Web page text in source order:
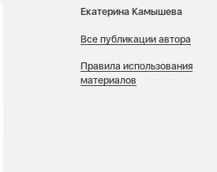
Екатерина Камышева
Все публикации автора
Правила использования
материалов